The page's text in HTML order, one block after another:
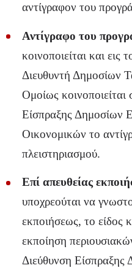
αντίγραφον του
Αντίγραφο του
κοινοποιείται και εις
Διευθυντή Δημοσίων
Ομοίως
Είσπραξης Δημοσίων
Οικονομικών το
πλειστηριασμού.
Επί απευθείας
υποχρεούται να
εκποιήσεως, το είδος
εκποίηση
Διεύθυνση